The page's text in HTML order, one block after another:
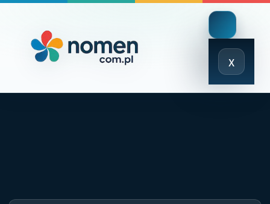
x
Close
Menu